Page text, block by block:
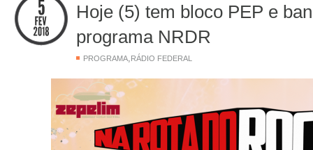
Hoje (5) tem bloco PEP e
programa NRDR
PROGRAMA RÁDIO FEDERAL